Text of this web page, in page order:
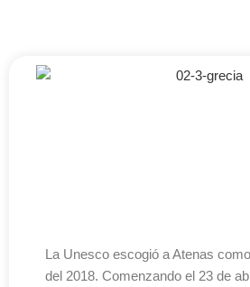
La Unesco escogió a Atenas
del 2018. Comenzando el 23 de